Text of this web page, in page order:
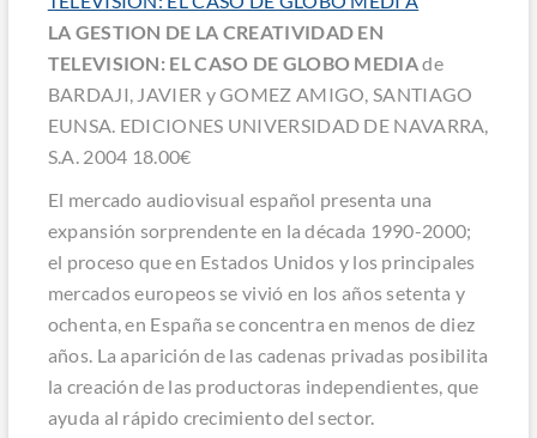
LA GESTION DE LA CREATIVIDAD EN
TELEVISION: EL CASO DE GLOBO MEDIAde
BARDAJI, JAVIER y GOMEZ AMIGO, SANTIAGO
EUNSA. EDICIONES UNIVERSIDAD DE NAVARRA,
S.A. 2004 18.00€
El mercado audiovisual español presenta una
expansión sorprendente en la década 1990-2000;
el proceso que en Estados Unidos y los principales
mercados europeos se vivió en los años setenta y
ochenta, en España se concentra en menos de diez
años. La aparición de las cadenas privadas posibilita
la creación de las productoras independientes, que
ayuda al rápido crecimiento del sector.